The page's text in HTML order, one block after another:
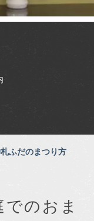
ふだのまつり方
のおま